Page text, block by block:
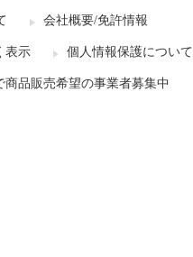
会社概要/免許情報
表示 個人情報保護について
商品販売希望の事業者募集中